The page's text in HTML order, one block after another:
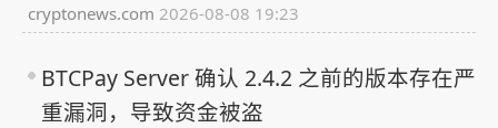
cryptonews.com 2026-08-08 19:23
BTCPay Server 确认 2.4.2 之前的版本存在严
重漏洞，导致资金被盗